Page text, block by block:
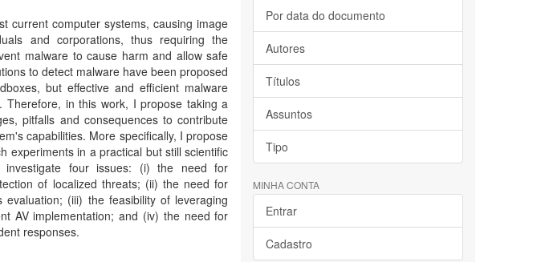
current computer systems, causing image
and corporations, thus requiring the
malware to cause harm and allow safe
to detect malware have been proposed
but effective and efficient malware
in this work, I propose taking a
pitfalls and consequences to contribute
capabilities. More specifically, I propose
experiments in a practical but still scientific
four issues: (i) the need for
of localized threats; (ii) the need for
(iii) the feasibility of leveraging
AV implementation; and (iv) the need for
responses.
Por data do documento
Autores
Títulos
Assuntos
Tipo
MINHA CONTA
Entrar
Cadastro